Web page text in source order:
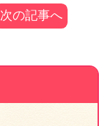
次の記事へ